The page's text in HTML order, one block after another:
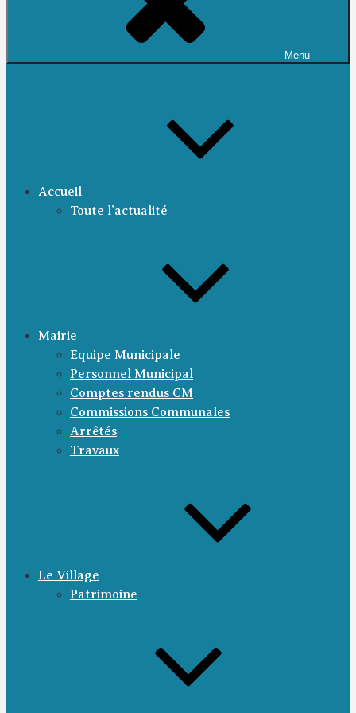
Menu
Accueil
Toute l’actualité
Mairie
Equipe Municipale
Personnel Municipal
Comptes rendus CM
Commissions Communales
Arrêtés
Travaux
Le Village
Patrimoine